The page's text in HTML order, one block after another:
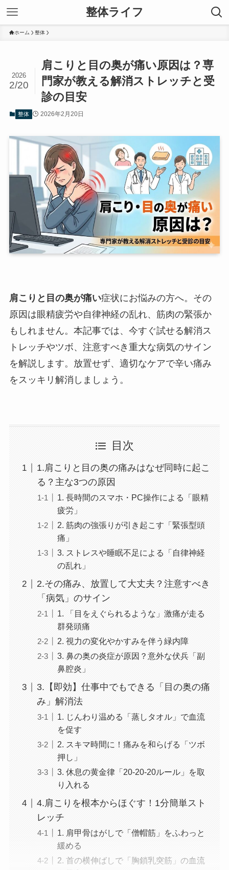
整体ライフ
ホーム 整体
肩こりと目の奥が痛い原因は？専
門家が教える解消ストレッチと受
診の目安
2026
2/20
整体 2026年2月20日
肩こりと目の奥が痛い症状にお悩みの方へ。その
原因は眼精疲労や自律神経の乱れ、筋肉の緊張か
もしれません。本記事では、今すぐ試せる解消ス
トレッチやツボ、注意すべき重大な病気のサイン
を解説します。放置せず、適切なケアで辛い痛み
をスッキリ解消しましょう。
目次
1.肩こりと目の奥の痛みはなぜ同時に起こ
る？主な3つの原因
1. 長時間のスマホ・PC操作による「眼精
疲労」
2. 筋肉の強張りが引き起こす「緊張型頭
痛」
3. ストレスや睡眠不足による「自律神経
の乱れ」
2.その痛み、放置して大丈夫？注意すべき
「病気」のサイン
1. 「目をえぐられるような」激痛が走る
群発頭痛
2. 視力の変化やかすみを伴う緑内障
3. 鼻の奥の炎症が原因？意外な伏兵「副
鼻腔炎」
3.【即効】仕事中でもできる「目の奥の痛
み」解消法
1. じんわり温める「蒸しタオル」で血流
を促す
2. スキマ時間に！痛みを和らげる「ツボ
押し」
3. 休息の黄金律「20-20-20ルール」を取
り入れる
4.肩こりを根本からほぐす！1分簡単スト
レッチ
1. 肩甲骨はがしで「僧帽筋」をふわっと
緩める
2. 首の横伸ばしで「胸鎖乳突筋」の血流